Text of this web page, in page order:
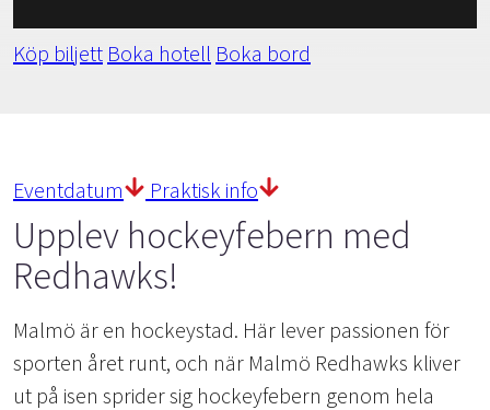
Köp biljett Boka hotell Boka bord
Upplev hockeyfebern med
Redhawks!
Malmö är en hockeystad. Här lever passionen för
sporten året runt, och när Malmö Redhawks kliver
ut på isen sprider sig hockeyfebern genom hela
Eventdatum Praktisk info